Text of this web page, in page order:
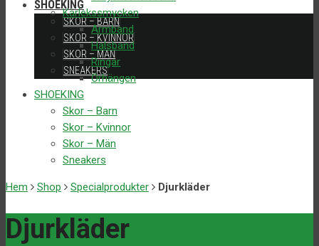
SHOEKING
SKOR – BARN
SKOR – KVINNOR
SKOR – MÄN
SNEAKERS
Kärlekssmycken
Armband
Halsband
Ringar
Örhängen
SHOEKING
Skor – Barn
Skor – Kvinnor
Skor – Män
Sneakers
Hem Shop Specialprodukter Djurkläder
Djurkläder